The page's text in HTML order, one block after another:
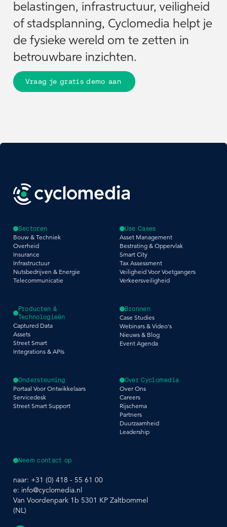
belastingen, infrastructuur, veiligheid
of stadsplanning, Cyclomedia helpt je
de fysieke wereld om te zetten in
betrouwbare inzichten.
Vraag je gratis demo aan
Neem contact op
naar: +31 (0) 418 - 55 61 00
e: info@cyclomedia.nl
Van Voordenpark 1b 5301 KP Zaltbommel
(NL)
Sectoren
Bouw & Techniek
Overheid
Insurance
Infrastructuur
Nutsbedrijven & Energie
Telecommunicatie
Use Cases
Asset Management
Bestrating & Oppervlak
Smart City
Tax Assessment
Veiligheid Voor Voetgangers
Verkeersveiligheid
Producten &
Technologieën
Captured Data
Assets
Street Smart
Integrations & APIs
Bronnen
Case Studies
Webinars & Video's
Nieuws & Blog
Event Agenda
Ondersteuning
Portaal Voor Ontwikkelaars
Servicedesk
Street Smart Support
Over Cyclomedia
Over Ons
Careers
Rijschema
Partners
Duurzaamheid
Leadership